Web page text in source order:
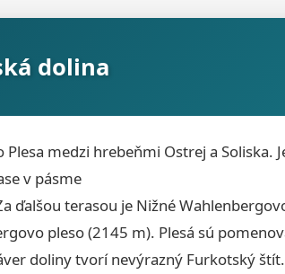
dolina
medzi hrebeňmi Ostrej a
v pásme
ďalšou terasou je Nižné
pleso (2145 m). Plesá sú
doliny tvorí nevýrazný Furkotský